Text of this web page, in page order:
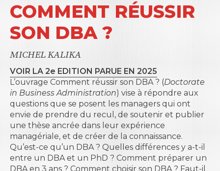
COMMENT RÉUSSIR
SON DBA ?
MICHEL KALIKA
VOIR LA 2e EDITION PARUE EN 2025
L’ouvrage Comment réussir son DBA ? (Doctorate
in Business Administration) vise à répondre aux
questions que se posent les managers qui ont
envie de prendre du recul, de soutenir et publier
une thèse ancrée dans leur expérience
managériale, et de créer de la connaissance.
Qu’est-ce qu’un DBA ? Quelles différences y a-t-il
entre un DBA et un PhD ? Comment préparer un
DBA en 3 ans ? Comment choisir son DBA ? Faut-il